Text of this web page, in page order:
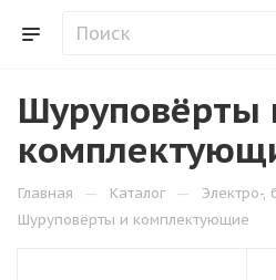
Шуруповёрты
Главная — Каталог — Электро-,
Шуруповёрты и комплектующие